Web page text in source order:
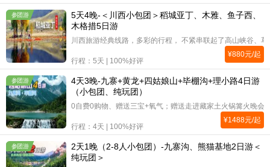
参团游
5天4晚-＜川西小包团＞稻城亚丁、木雅、鱼子西、
木格措5日游
川西旅游经典线路，多彩的行程， 不紧串联起了高山峡谷、
行程：5天 | 100%好评
¥880元/起
参团游
4天3晚-九寨+黄龙+四姑娘山+毕棚沟+理小路4日游
（小包团、纯玩团）
0自费0购物、赠送三宝+氧气；赠送走进藏家土火锅篝火晚会
行程：4天 | 100%好评
¥1488元/起
参团游
2天1晚（2-8人小包团）-九寨沟、熊猫基地2日游＜
纯玩团＞